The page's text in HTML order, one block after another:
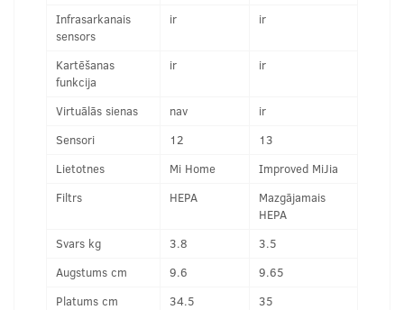
Infrasarkanais
sensors
ir ir
Kartēšanas
funkcija
ir ir
Virtuālās sienas nav
ir
Sensori
12
13
Lietotnes
Mi Home
Improved MiJia
Filtrs
HEPA
Mazgājamais
HEPA
Svars kg
3.8
3.5
Augstums cm
9.6
9.65
Platums cm
34.5
35